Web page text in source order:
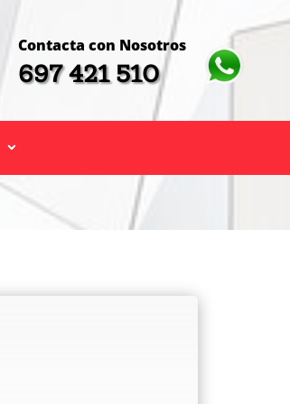
Contacta con Nosotros
697 421 510